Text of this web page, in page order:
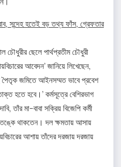
সন্দেহ হতেই বড় তথ্য ফাঁস, গ্রেফতার
চৌধুরীর ছেলে পার্থপ্রতীম চৌধুরী
আবেদন’ জানিয়ে লিখেছেন,
পৈতৃক জমিতে আইনসম্মত ভাবে প্রবেশ
হতে হবে।’ কর্মসূত্রে বেশিরভাগ
তাঁর মা-বাবা সক্রিয় বিজেপি কর্মী
থাকতেন। দল ক্ষমতায় আসায়
আশায় তাঁদের দরজায় দরজায়